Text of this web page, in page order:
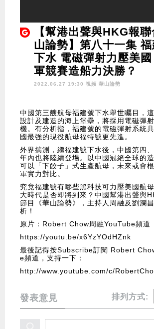
【幫港出聲與HKG報聯
山論勢】第八十一集
下水 電磁彈射力壓美
軍競賽造船力決勝？
2022.06.27 19:30 視頻 華山論勢
中國第三艘航母福建號下水舉世矚目，
設計及建造的海上堡壘，將採用電磁彈
機。有分析指，福建號的電磁彈射系統
國最強的現役航母福特號更先進。
外界揣測，繼福建號下水後，中國第四
年內也將陸續登場。以中國冠絕全球的
可以「下餃子」式生產航母，未來或會
軍實力對比。
究竟福建號有哪些黑科技可力壓美國航
大時代是否即將到來？中國幫港出聲與
節目《華山論勢》，主持人周融及劉瀾
析！
原片：Robert Chow周融YouTube頻道
https://youtu.be/x6YzYOdHZnk
最後記得按Subscribe訂閱 Robert
e頻道，支持一下：
http://www.youtube.com/c/
發表意見 排列方式: